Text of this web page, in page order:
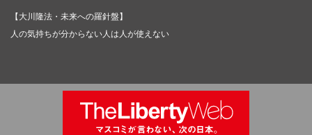
【大川隆法・未来への羅針盤】
人の気持ちが分からない人は人が使えない